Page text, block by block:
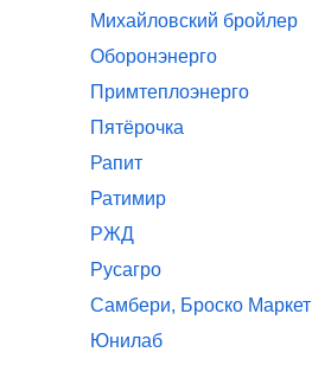
Михайловский бройлер
Оборонэнерго
Примтеплоэнерго
Пятёрочка
Рапит
Ратимир
РЖД
Русагро
Самбери, Броско Маркет
Юнилаб